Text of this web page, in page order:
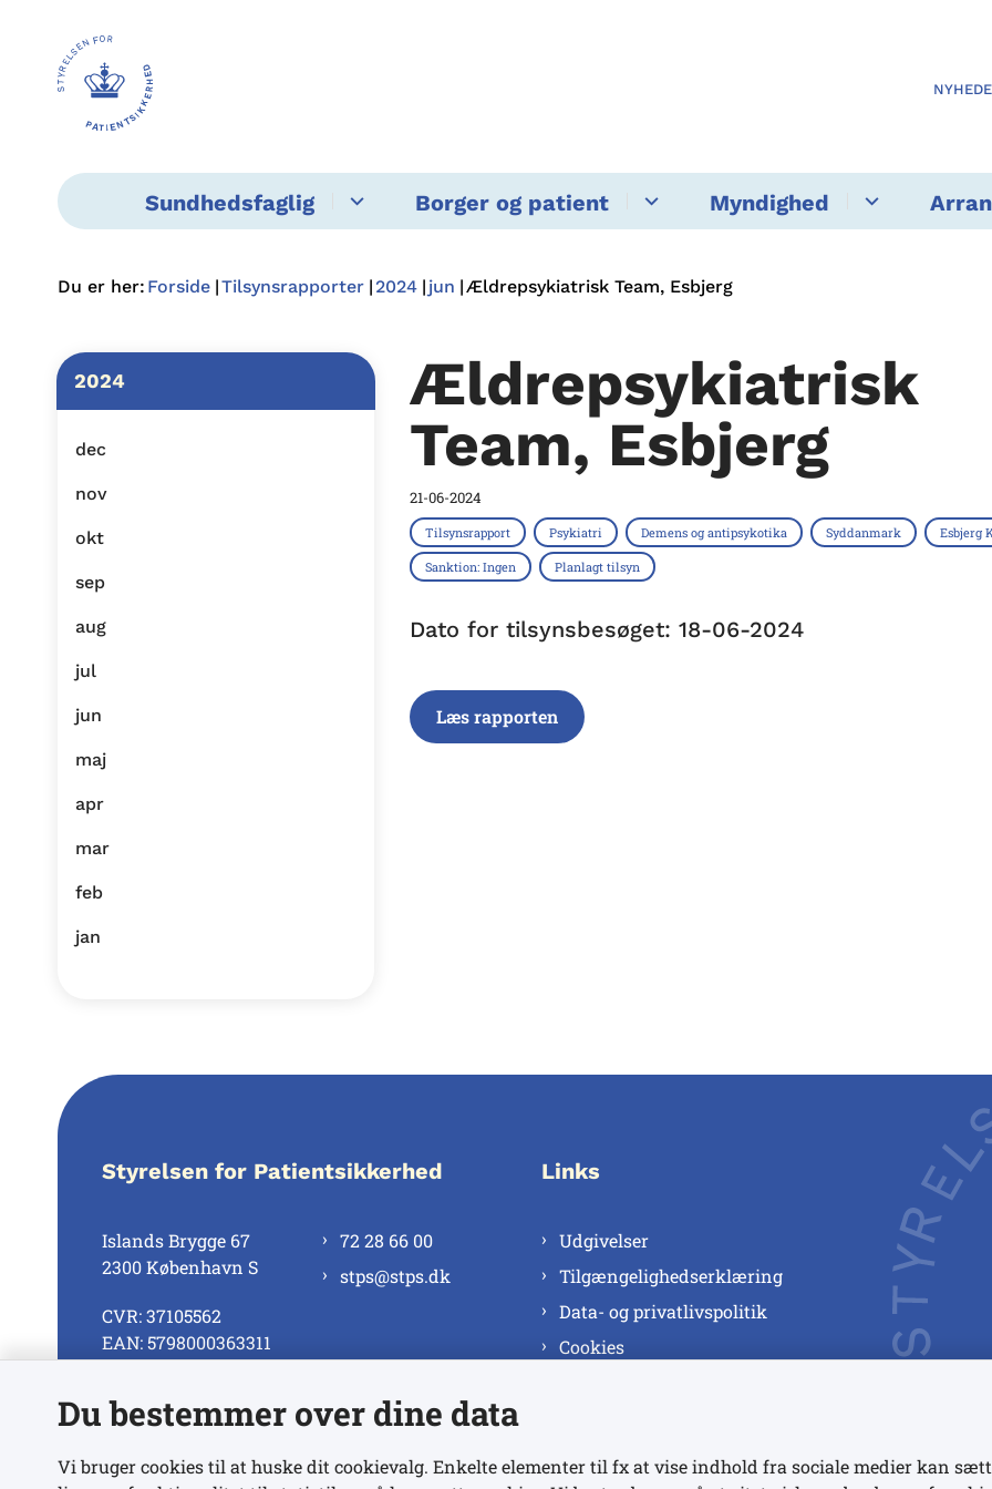
Sundhedsfaglig Borger og patient Myndighed
Du er her: Forside Tilsynsrapporter 2024 jun Ældrepsykiatrisk Team, Esbjerg
2024
dec
nov
okt
sep
aug
jul
jun
maj
apr
mar
feb
jan
Ældrepsykiatrisk
Team, Esbjerg
21-06-2024
Tilsynsrapport Psykiatri Demens og antipsykotika Syddanmark Esbjerg
Sanktion: Ingen Planlagt tilsyn
Dato for tilsynsbesøget: 18-06-2024
Læs rapporten
Styrelsen for Patientsikkerhed
Islands Brygge 67
2300 København S
CVR: 37105562
EAN: 5798000363311
72 28 66 00
stps@stps.dk
Se alle kontaktnumre
Links
Udgivelser
Tilgængelighedserklæring
Data- og privatlivspolitik
Cookies
Du bestemmer over dine data
Vi bruger cookies til at huske dit cookievalg. Enkelte elementer til fx at vise indhold fra sociale medier kan